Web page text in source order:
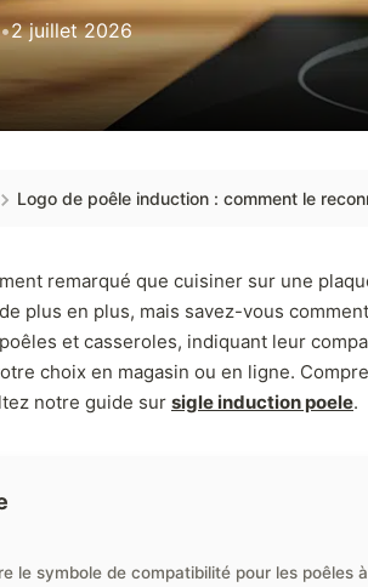
•2 juillet 2026
Logo de poêle induction : comment le
remarqué que cuisiner sur une
plus en plus, mais savez-vous
et casseroles, indiquant leur
choix en magasin ou en ligne.
notre guide sur sigle induction poele.
le symbole de compatibilité pour les poêles